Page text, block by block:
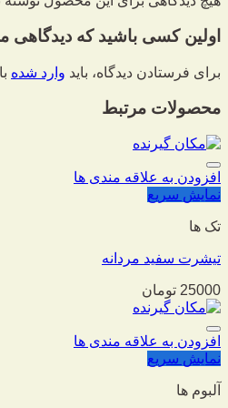
اولین کسی باشید که دیدگاهی
برای فرستادن دیدگاه، باید وارد شده
محصولات مرتبط
افزودن به علاقه مندی ها
نمایش سریع
تک ها
تیشرت سفید مردانه
25000 تومان
افزودن به علاقه مندی ها
نمایش سریع
آلبوم ها